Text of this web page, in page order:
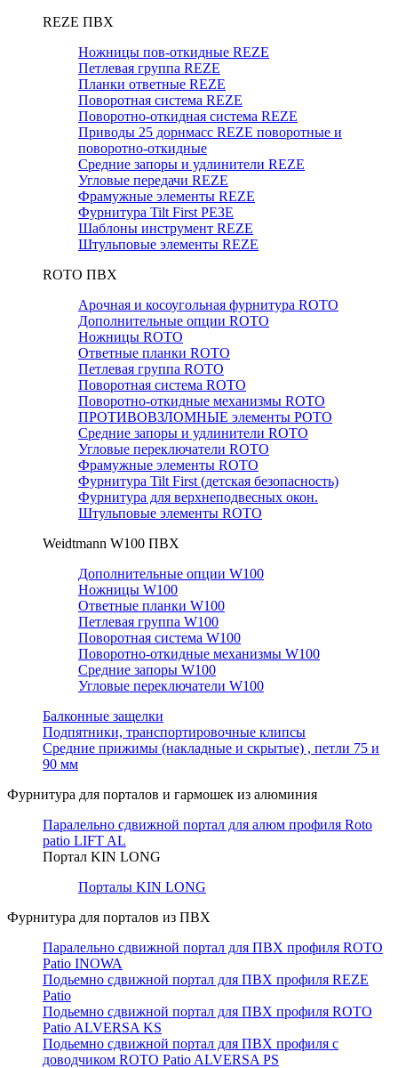
REZE ПВХ
Ножницы пов-откидные REZE
Петлевая группа REZE
Планки ответные REZE
Поворотная система REZE
Поворотно-откидная система REZE
Приводы 25 дорнмасс REZE поворотные и
поворотно-откидные
Средние запоры и удлинители REZE
Угловые передачи REZE
Фрамужные элементы REZE
Фурнитура Tilt First РЕЗЕ
Шаблоны инструмент REZE
Штульповые элементы REZE
RОTO ПВХ
Арочная и косоугольная фурнитура ROTO
Дополнительные опции ROTO
Ножницы ROTO
Ответные планки ROTO
Петлевая группа ROTO
Поворотная система ROTO
Поворотно-откидные механизмы ROTO
ПРОТИВОВЗЛОМНЫЕ элементы РОТО
Средние запоры и удлинители ROTO
Угловые переключатели ROTO
Фрамужные элементы ROTO
Фурнитура Tilt First (детская безопасность)
Фурнитура для верхнеподвесных окон.
Штульповые элементы ROTO
Weidtmann W100 ПВХ
Дополнительные опции W100
Ножницы W100
Ответные планки W100
Петлевая группа W100
Поворотная система W100
Поворотно-откидные механизмы W100
Средние запоры W100
Угловые переключатели W100
Балконные защелки
Подпятники, транспортировочные клипсы
Средние прижимы (накладные и скрытые) , петли 75 и
90 мм
Фурнитура для порталов и гармошек из алюминия
Паралельно сдвижной портал для алюм профиля Roto
patio LIFT AL
Портал KIN LONG
Порталы KIN LONG
Фурнитура для порталов из ПВХ
Паралельно сдвижной портал для ПВХ профиля ROTO
Patio INOWA
Подьемно сдвижной портал для ПВХ профиля REZE
Patio
Подьемно сдвижной портал для ПВХ профиля ROTO
Patio ALVERSA KS
Подьемно сдвижной портал для ПВХ профиля с
доводчиком ROTO Patio ALVERSA PS